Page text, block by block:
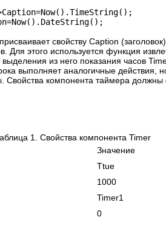
свойству Caption
Для этого используется функция
из него показания часов
выполняет аналогичные действия,
Свойства компонента таймера
1. Свойства компонента Timer
Значение
Ttue
1000
Timer1
0